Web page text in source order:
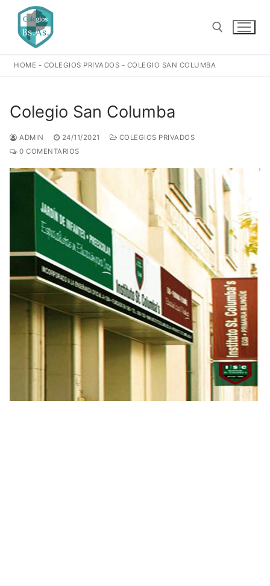
contenido
HOME - COLEGIOS PRIVADOS - COLEGIO SAN COLUMBA
Colegio San Columba
ADMIN 24/11/2021
COLEGIOS PRIVADOS
0 COMENTARIOS